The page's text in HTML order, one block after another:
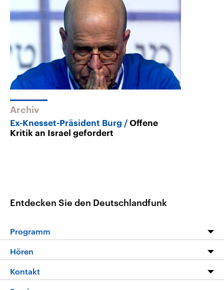
Archiv
Ex-Knesset-Präsident Burg
Offene
Kritik an Israel gefordert
Entdecken Sie den Deutschlandfunk
Programm
Programm
Die Nachrichten
Hören
Livestream
Kontakt